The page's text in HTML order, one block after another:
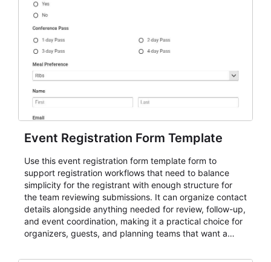
Event Registration Form Template
Use this event registration form template form to
support registration workflows that need to balance
simplicity for the registrant with enough structure for
the team reviewing submissions. It can organize contact
details alongside anything needed for review, follow-up,
and event coordination, making it a practical choice for
organizers, guests, and planning teams that want a
and participant management. The form is suitable for